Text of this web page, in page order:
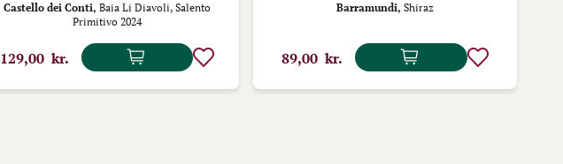
Castello dei Conti, Baia Li Diavoli, Salento
Primitivo 2024
129,00 kr.
Barramundi, Shiraz
89,00 kr.